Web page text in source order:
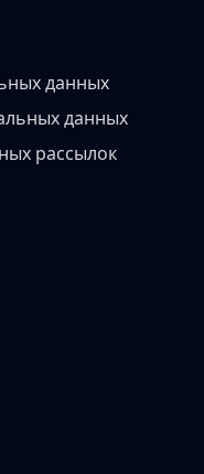
данных
данных
рассылок